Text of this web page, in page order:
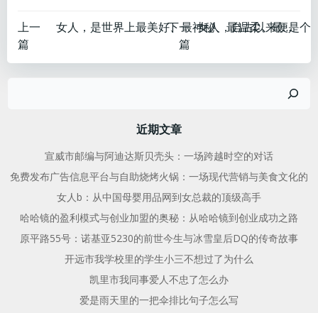
文
章
上一
篇
女人，是世界上最美好、最神秘、最温柔、最坚强的一群人。
文
章
航
下一
篇
近期文章
宣威市邮编与阿迪达斯贝壳头：一场跨越时空的对话
免费发布广告信息平台与自助烧烤火锅：一场现代营销与美食文化的
女人b：从中国母婴用品网到女总裁的顶级高手
哈哈镜的盈利模式与创业加盟的奥秘：从哈哈镜到创业成功之路
原平路55号：诺基亚5230的前世今生与冰雪皇后DQ的传奇故事
开远市我学校里的学生小三不想过了为什么
凯里市我同事爱人不忠了怎么办
爱是雨天里的一把伞排比句子怎么写